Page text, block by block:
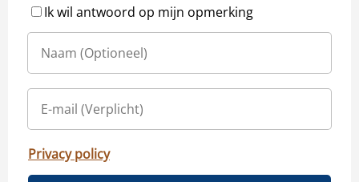
Ik wil antwoord op mijn opmerking
Privacy policy